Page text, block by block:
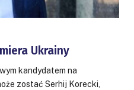
Ukrainy
kandydatem na
zostać Serhij Korecki,